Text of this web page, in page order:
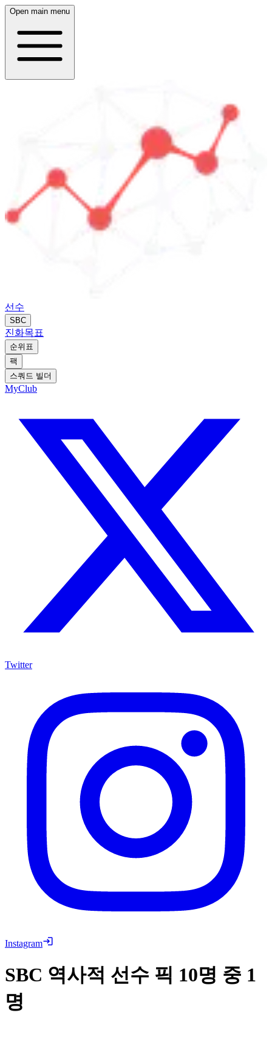
Open main menu
선수
SBC
진화목표
순위표
팩
스쿼드 빌더
MyClub
Twitter
Instagram
SBC 역사적 선수 픽 10명 중 1
명